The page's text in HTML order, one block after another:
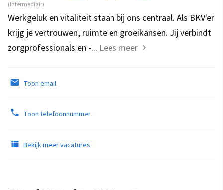
(Intermediair)
Werkgeluk en vitaliteit staan bij ons centraal. Als BKV'er
krijg je vertrouwen, ruimte en groeikansen. Jij verbindt
zorgprofessionals en -... Lees meer
Toon email
Toon telefoonnummer
Bekijk meer vacatures